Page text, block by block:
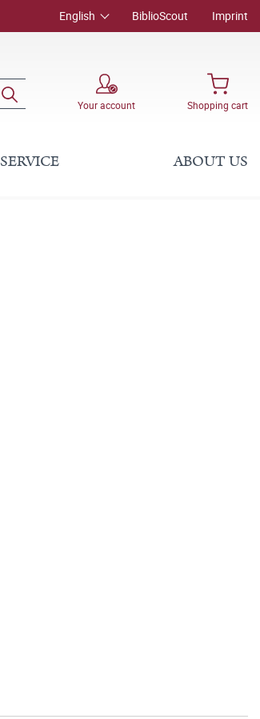
English BiblioScout Imprint
Your account Shopping cart
SERVICE ABOUT US